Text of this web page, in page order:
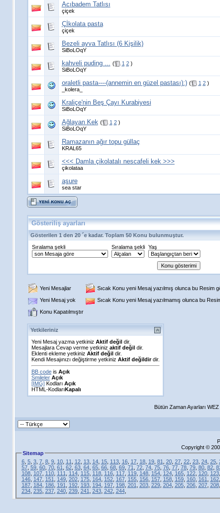
Acıbadem Tatlısı
çiçek
Çİkolata pasta
çiçek
Bezeli ayva Tatlısı (6 Kişilik)
SiBoLOqY
kahveli puding ... ( 1 2 )
SiBoLOqY
oraletli pasta----(annemin en güzel pastası):) ( 1 2 )
_kolera_
Kraliçe'nin Beş Çayı Kurabiyesi
SiBoLOqY
Ağlayan Kek ( 1 2 )
SiBoLOqY
Ramazanın ağır topu güllaç
KRAL65
<<< Damla çikolatalı nescafeli kek >>>
çikolataa
aşure
sea star
Gösteriliş ayarları
Gösterilen 1 den 20 ´e kadar. Toplam 50 Konu bulunmuştur.
Sıralama şekli
Sıralama şekli Yaş
Yeni Mesajlar
Sıcak Konu yeni Mesaj yazılmış olunca bu Resim
Yeni Mesaj yok
Sıcak Konu yeni Mesaj yazılmamış olunca bu
Konu Kapatılmıştır
Yetkileriniz
Yeni Mesaj yazma yetkiniz Aktif değildir.
Mesajlara Cevap verme yetkiniz aktif değildir.
Eklenti ekleme yetkiniz Aktif değildir.
Kendi Mesajınızı değiştirme yetkiniz Aktif değildirdir.
BB codeis Açık
Smileler Açık
[IMG]Kodları Açık
HTML-KodlarıKapalı
Bütün Zaman Ayarları
Copyright ©
Sitemap
6, 5, 3, 7, 8, 9, 10, 11 12, 13, 14, 15, 113, 16, 17, 18, 19, 81 20, 27, 22, 23, 24, 25,
57, 59, 60, 70, 61 62, 63, 64, 65, 66, 68, 69, 71 72, 74, 75, 76, 77, 78, 79, 80, 82,
108, 107, 110, 111 114, 115, 118, 116, 117, 119, 148, 154, 124, 165, 122, 120, 123
146, 147, 151 149, 202, 175, 164, 152, 167, 155, 156, 157, 158, 159, 160, 161 162
187, 184, 186, 191 192, 193, 194, 197, 198, 201 203, 229, 204, 205, 206, 207, 208
234, 235, 237, 240, 239, 241 243, 242, 244,